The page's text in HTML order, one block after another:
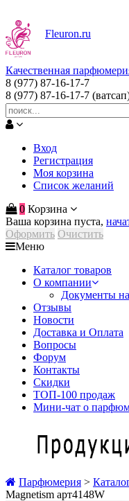
Fleuron.ru
Качественная
8 (977) 87-16-17-7
8 (977) 87-16-17-7
Вход
Регистрация
Моя корзина
Список желаний
0 Корзина
Ваша корзина пуста,
Оформить Очистить
Меню
Каталог товаров
О компании
Документы
Отзывы
Новости
Доставка и Оплата
Вопросы
Форум
Контакты
Скидки
ТОП-100 продаж
Мини-чат о
Парфюмерия >
Magnetism арт4148W